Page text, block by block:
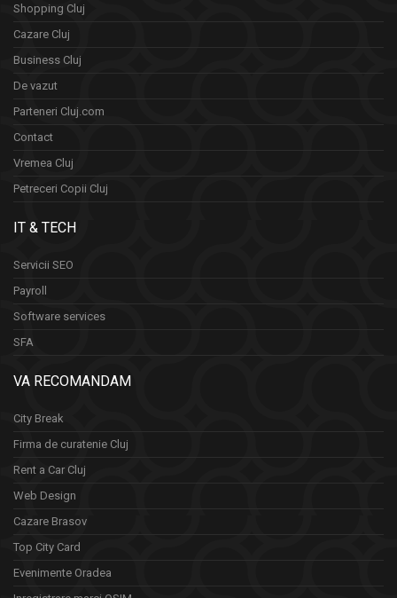
Shopping Cluj
Cazare Cluj
Business Cluj
De vazut
Parteneri Cluj.com
Contact
Vremea Cluj
Petreceri Copii Cluj
IT & TECH
Servicii SEO
Payroll
Software services
SFA
VA RECOMANDAM
City Break
Firma de curatenie Cluj
Rent a Car Cluj
Web Design
Cazare Brasov
Top City Card
Evenimente Oradea